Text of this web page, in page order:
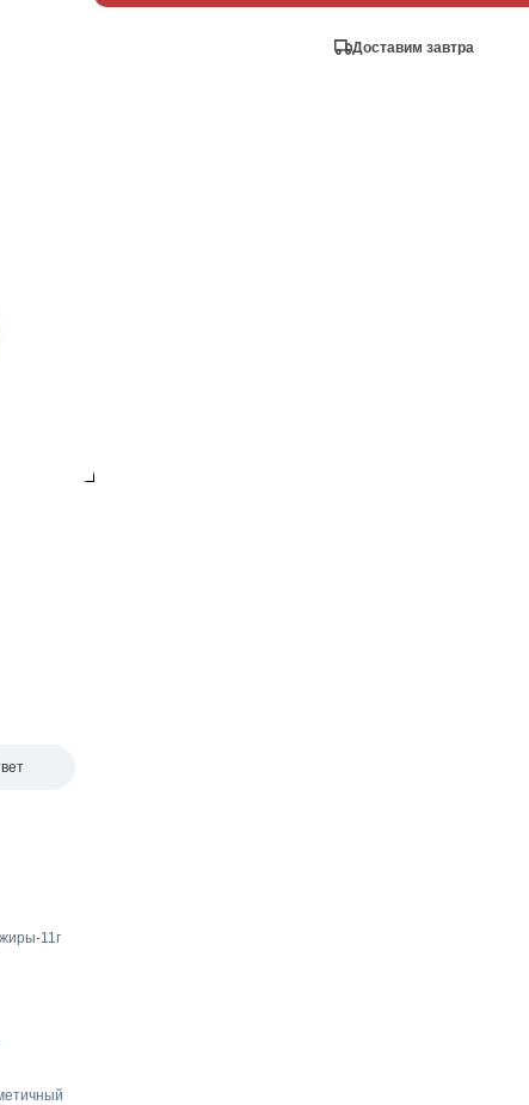
Доставим завтра
11г